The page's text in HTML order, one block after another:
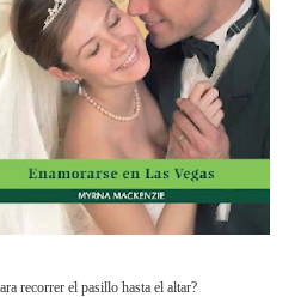
recorrer el pasillo hasta el altar?